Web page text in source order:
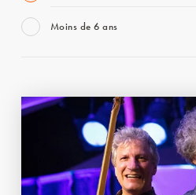
Moins de 6 ans